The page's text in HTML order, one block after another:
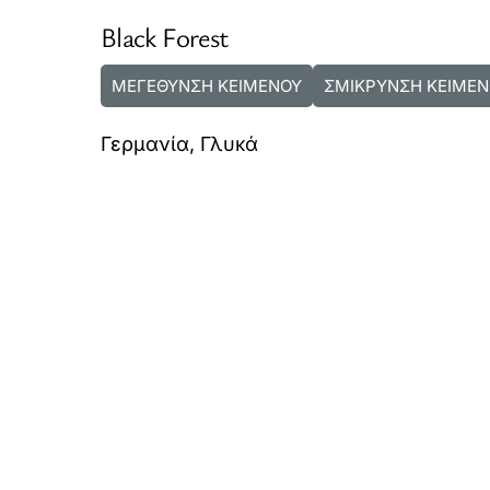
Black Forest
ΜΕΓΕΘΥΝΣΗ ΚΕΙΜΕΝΟΥ ΣΜΙΚΡΥΝΣΗ
Γερμανία, Γλυκά